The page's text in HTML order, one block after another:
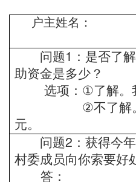
户主姓名：
问题1 ：是否了解
助资金是多少？
选项： ①了解
②不了解
元。
问题2 ：获得今
村委成员向你索要好
答：